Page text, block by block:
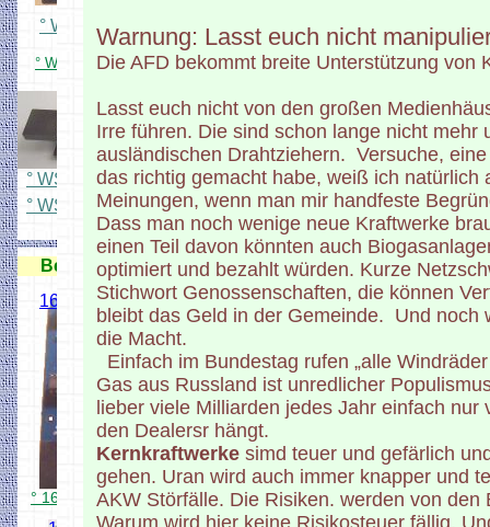
° WS Adapterplatine löten
° WS2811 24X Adapterplatine Bestückt
° WS Platinenübersicht
° WS Platinenübersicht Anleitung
Besetztmelder/ Rückmelder
° 16 fach R Melder für Kontaktgleis
16 fach Kontaktgleis Melder
Ideal für
Märklingleis
Warnung: Lasst euch nicht
Die AFD bekommt breite Unterstützung von
Lasst euch nicht von den großen
Irre führen. Die sind schon lange nicht
ausländischen Drahtziehern. Versuche,
das richtig gemacht habe, weiß ich
Meinungen, wenn man mir handfeste
Dass man noch wenige neue Kraftwerke
einen Teil davon könnten auch
optimiert und bezahlt würden. Kurze
Stichwort Genossenschaften, die können
bleibt das Geld in der Gemeinde. Und
die Macht.
Einfach im Bundestag rufen „alle
Gas aus Russland ist unredlicher
lieber viele Milliarden jedes Jahr einfach
den Dealersr hängt.
Kernkraftwerke simd teuer und gefärlich
gehen. Uran wird auch immer knapper und
AKW Störfälle. Die Risiken. werden von
Warum wird hier keine Risikosteuer fällig.
Label3160